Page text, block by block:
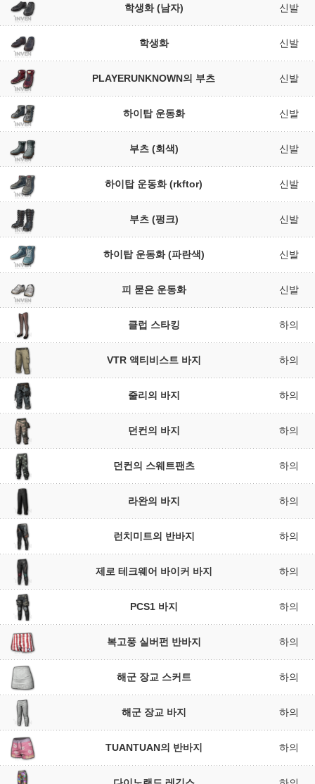
학생화 (남자) 신발
학생화 신발
PLAYERUNKNOWN의 부츠 신발
하이탑 운동화 신발
부츠 (회색) 신발
하이탑 운동화 (rkftor) 신발
부츠 (펑크) 신발
하이탑 운동화 (파란색) 신발
피 묻은 운동화 신발
클럽 스타킹 하의
VTR 액티비스트 바지 하의
줄리의 바지 하의
던컨의 바지 하의
던컨의 스웨트팬츠 하의
라완의 바지 하의
런치미트의 반바지 하의
제로 테크웨어 바이커 바지 하의
PCS1 바지 하의
복고풍 실버펀 반바지 하의
해군 장교 스커트 하의
해군 장교 바지 하의
TUANTUAN의 반바지 하의